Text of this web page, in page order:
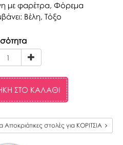
με φαρέτρα, Φόρεμα
Βέλη, Τόξο
ΣΤΟ ΚΑΛΆΘΙ
Αποκριάτικες στολές για ΚΟΡΙΤΣΙΑ